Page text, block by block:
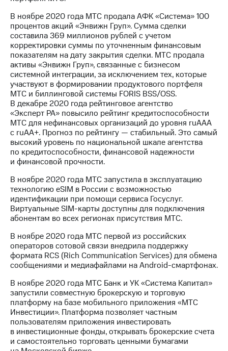
В ноябре 2020 года МТС продала АФК «Система» 100
процентов акций «Энвижн Груп». Сумма сделки
составила 369 миллионов рублей с учетом
корректировки суммы по уточненным финансовым
показателям на дату закрытия сделки. МТС продала
активы «Энвижн Груп», связанные с бизнесом
системной интеграции, за исключением тех, которые
участвуют в формировании продуктового портфеля
МТС и биллинговой системы FORIS BSS/OSS.
В декабре 2020 года рейтинговое агентство
«Эксперт РА» повысило рейтинг кредитоспособности
МТС для нефинансовых организаций до уровня ruAAA
с ruAA+. Прогноз по рейтингу — стабильный. Это самый
высокий уровень по национальной шкале агентства
по кредитоспособности, финансовой надежности
и финансовой прочности.
В ноябре 2020 года МТС запустила в эксплуатацию
технологию eSIM в России с возможностью
идентификации при помощи сервиса Госуслуг.
Виртуальные SIM-карты доступны для подключения
абонентам во всех регионах присутствия МТС.
В ноябре 2020 года МТС первой из российских
операторов сотовой связи внедрила поддержку
формата RCS (Rich Сommunication Services) для обмена
сообщениями и медиафайлами на Android-смартфонах.
В ноябре 2020 года МТС Банк и УК «Система Капитал»
запустили совместную брокерскую и торговую
платформу на базе мобильного приложения «MTС
Инвестиции». Платформа позволяет частным
пользователям приложения инвестировать
в инвестиционные фонды, открывать брокерские счета
и самостоятельно торговать ценными бумагами